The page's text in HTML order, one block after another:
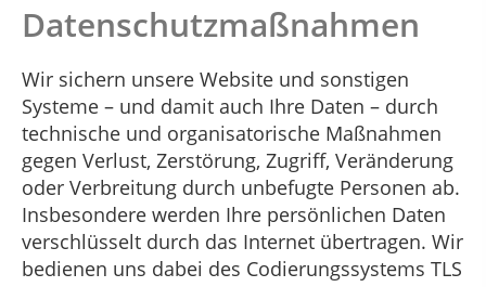
Datenschutzmaßnahmen
Wir sichern unsere Website und sonstigen
Systeme – und damit auch Ihre Daten – durch
technische und organisatorische Maßnahmen
gegen Verlust, Zerstörung, Zugriff, Veränderung
oder Verbreitung durch unbefugte Personen ab.
Insbesondere werden Ihre persönlichen Daten
verschlüsselt durch das Internet übertragen. Wir
bedienen uns dabei des Codierungssystems TLS